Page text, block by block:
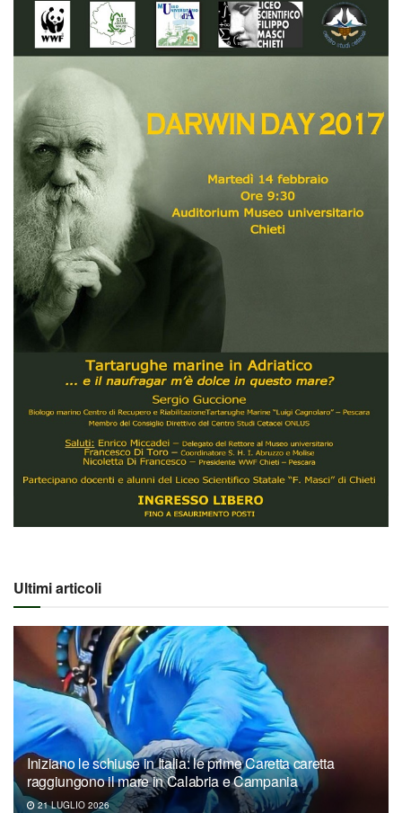
Ultimi articoli
Iniziano le schiuse in Italia: le prime Caretta caretta
raggiungono il mare in Calabria e Campania
21 LUGLIO 2026